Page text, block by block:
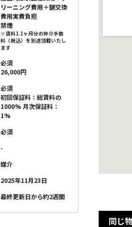
リーニング費用＋鍵交換
費用実費負担
禁煙
※賃料1.1ヶ月分の仲介手数
料（税込）を別途頂戴いたし
ます
必須
26,000円
必須
初回保証料：総賃料の
1000% 月次保証料：
1%
必須
-
媒介
2025年11月23日
最終更新日から約2週間
同じ